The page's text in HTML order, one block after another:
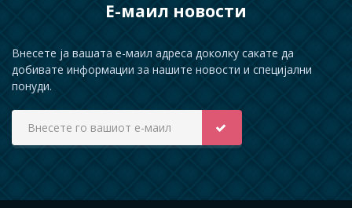
Е-маил новости
Внесете ја вашата е-маил адреса доколку сакате да
добивате информации за нашите новости и специјални
понуди.